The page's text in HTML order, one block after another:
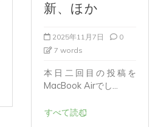
新、ほか
2025年11月7日
0
7 words
本日二回目の投稿を
MacBook Airでし...
すべて読む